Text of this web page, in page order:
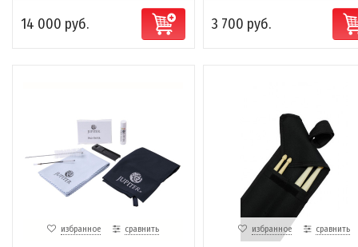
14 000 руб. 3 700 руб.
избранное сравнить избранное сравнить